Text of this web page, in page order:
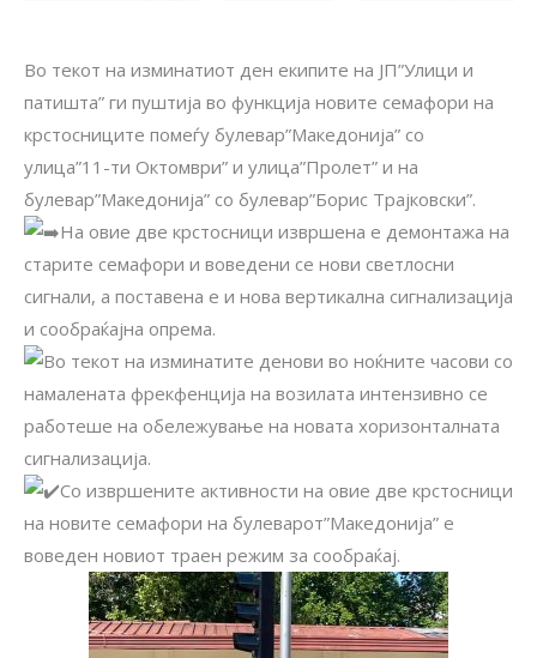
Во текот на изминатиот ден екипите на ЈП”Улици и
патишта” ги пуштија во функција новите семафори на
крстосниците помеѓу булевар”Македонија” со
улица”11-ти Октомври” и улица”Пролет” и на
булевар”Македонија” со булевар”Борис Трајковски”.
На овие две крстосници извршена е демонтажа на
старите семафори и воведени се нови светлосни
сигнали, а поставена е и нова вертикална сигнализација
и сообраќајна опрема.
Во текот на изминатите денови во ноќните часови со
намалената фрекфенција на возилата интензивно се
работеше на обележување на новата хоризонталната
сигнализација.
Со извршените активности на овие две крстосници
на новите семафори на булеварот”Македонија” е
воведен новиот траен режим за сообраќај.